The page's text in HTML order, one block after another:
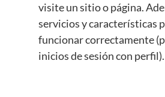
visite un sitio o página.
servicios y características
funcionar correctamente
inicios de sesión con perfil).